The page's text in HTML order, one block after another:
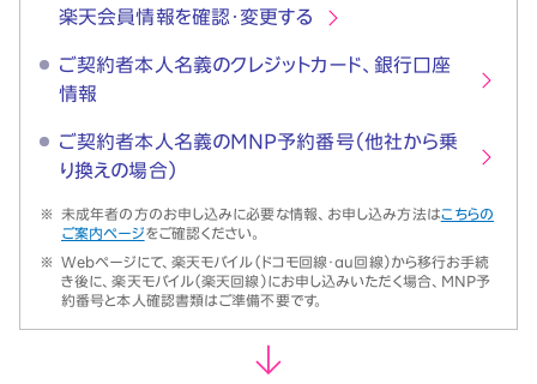
楽天会員情報を確認・変更する
ご契約者本人名義のクレジットカード、銀行口座
情報
ご契約者本人名義のMNP予約番号（他社から乗
り換えの場合）
※ 未成年者の方のお申し込みに必要な情報、お申し込み方法はこちらの
ご案内ページをご確認ください。
※
Webページにて、楽天モバイル（ドコモ回線・au回線）から移行お手続
き後に、楽天モバイル（楽天回線）にお申し込みいただく場合、MNP予
約番号と本人確認書類はご準備不要です。